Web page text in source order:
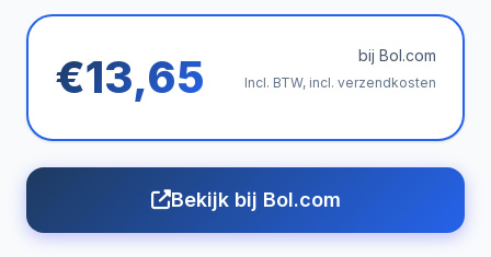
€13,65 bij Bol.com
Incl. BTW, incl. verzendkosten
Bekijk bij Bol.com